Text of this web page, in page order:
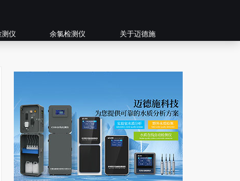
仪 余氯检测仪 关于迈德施